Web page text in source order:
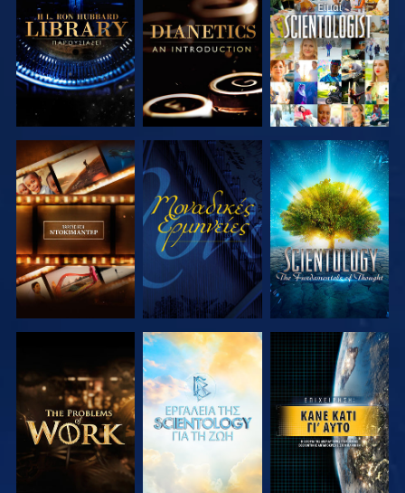
ΤΗ ΣΕΙΡΑ
ΤΗ ΣΕΙΡΑ
ΕΞΕΡΕΥΝΗΣΤΕ
ΤΗ ΣΕΙΡΑ
ΠΑΡΑΚΟΛΟΥΘΗΣΤΕ
ΕΞΕΡΕΥΝΗΣΤΕ
ΤΗ ΣΕΙΡΑ
ΕΞΕΡΕΥΝΗΣΤΕ
ΤΗ ΣΕΙΡΑ
ΕΞΕΡΕΥΝΗΣΤΕ
ΤΗ ΣΕΙΡΑ
ΠΑΡΑΚΟΛΟΥΘΗΣΤΕ